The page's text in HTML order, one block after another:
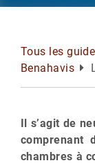
Tous les
Benahavis
Il s’agit de
comprenant
chambres à